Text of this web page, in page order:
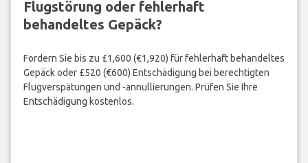
Flugstörung oder fehlerhaft
behandeltes Gepäck?
Fordern Sie bis zu £1,600 (€1,920) für fehlerhaft behandeltes
Gepäck oder £520 (€600) Entschädigung bei berechtigten
Flugverspätungen und -annullierungen. Prüfen Sie Ihre
Entschädigung kostenlos.